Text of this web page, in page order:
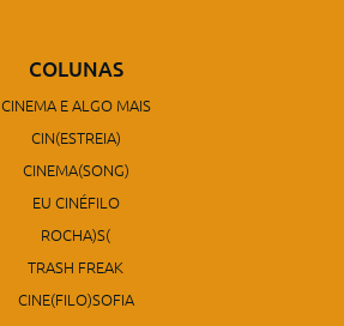
COLUNAS
CINEMA E ALGO MAIS
CIN(ESTREIA)
CINEMA(SONG)
EU CINÉFILO
ROCHA)S(
TRASH FREAK
CINE(FILO)SOFIA